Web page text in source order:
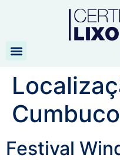
Cumbuco
Festival